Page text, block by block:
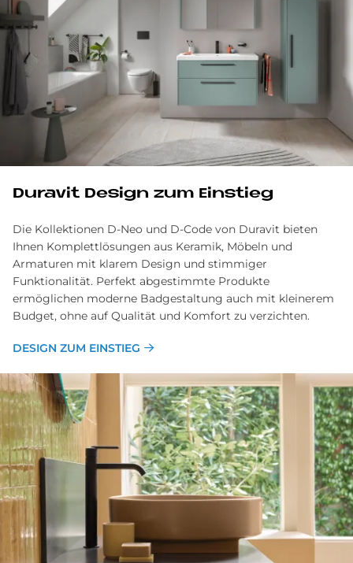
Du­ra­vit De­sign zum Ein­stieg
Die Kollektionen D-Neo und D-Code von Duravit bieten
Ihnen Komplettlösungen aus Keramik, Möbeln und
Armaturen mit klarem Design und stimmiger
Funktionalität. Perfekt abgestimmte Produkte
ermöglichen moderne Badgestaltung auch mit kleinerem
Budget, ohne auf Qualität und Komfort zu verzichten.
DESIGN ZUM EINSTIEG